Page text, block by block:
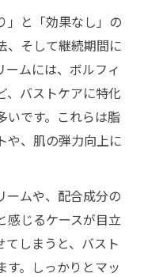
られるハリ感と
化と脂肪へのア
リ効果を実感す
るバストアップ
コミで語られる
」と「効果なし」の
、そして継続期間に
ームには、ボルフィ
、バストケアに特化
いです。これらは脂
や、肌の弾力向上に
ームや、配合成分の
感じるケースが目立
てしまうと、バスト
す。しっかりとマッ